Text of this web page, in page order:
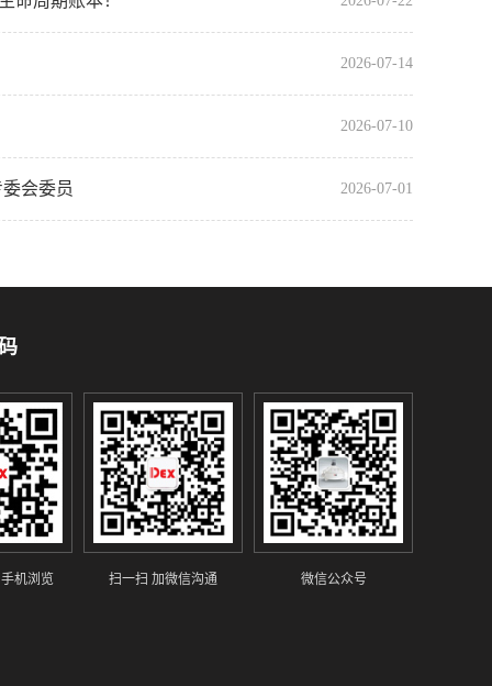
2026-07-14
2026-07-10
2026-07-01
会委员
机浏览 扫一扫 加微信沟通 微信公众号